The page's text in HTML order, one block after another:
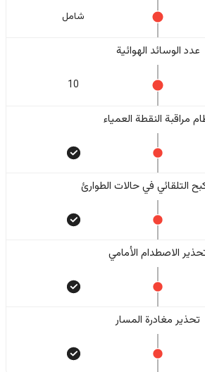
شامل
عدد الوسائد الهوائية
10
مراقبة النقطة العمياء
التلقائي في حالات الطوارئ
الاصطدام الأمامي
تحذير مغادرة المسار